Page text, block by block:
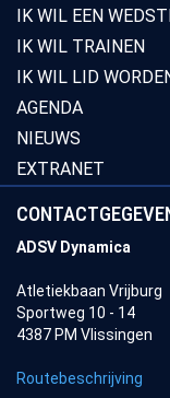
IK WIL EEN
IK WIL TRAINEN
IK WIL LID
AGENDA
NIEUWS
EXTRANET
ADSV Dynamica
Atletiekbaan Vrijburg
Sportweg 10 - 14
4387 PM Vlissingen
Routebeschrijving